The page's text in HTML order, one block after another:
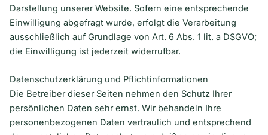
Darstellung unserer Website. Sofern eine entsprechende
Einwilligung abgefragt wurde, erfolgt die Verarbeitung
ausschließlich auf Grundlage von Art. 6 Abs. 1 lit. a DSGVO;
die Einwilligung ist jederzeit widerrufbar.
Datenschutzerklärung und Pflichtinformationen
Die Betreiber dieser Seiten nehmen den Schutz Ihrer
persönlichen Daten sehr ernst. Wir behandeln Ihre
personenbezogenen Daten vertraulich und entsprechend